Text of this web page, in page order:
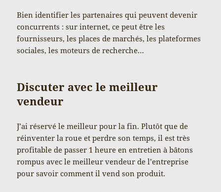
Bien identifier les partenaires qui peuvent devenir
concurrents : sur internet, ce peut être les
fournisseurs, les places de marchés, les plateformes
sociales, les moteurs de recherche…
Discuter avec le meilleur
vendeur
J’ai réservé le meilleur pour la fin. Plutôt que de
réinventer la roue et perdre son temps, il est très
profitable de passer 1 heure en entretien à bâtons
rompus avec le meilleur vendeur de l’entreprise
pour savoir comment il vend son produit.